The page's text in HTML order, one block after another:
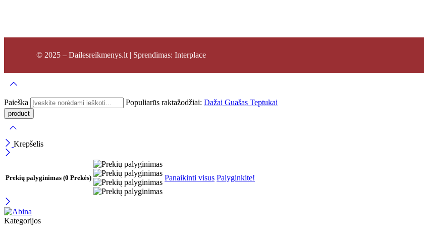
© 2025 – Dailesreikmenys.lt | Sprendimas: Interplace
Paieška Populiarūs raktažodžiai: Dažai Guašas Teptukai
Krepšelis
Prekių palyginimas (0 Prekės) Panaikinti visus Palyginkite!
Kategorijos